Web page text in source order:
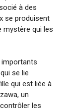
à des
se produisent
mystère qui les
se lie
qui est liée à
un
les